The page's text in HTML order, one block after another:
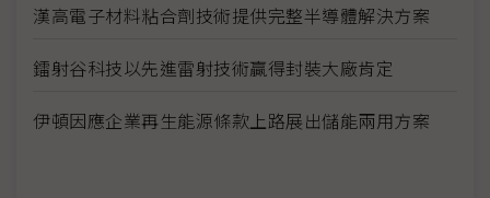
漢高電子材料粘合劑技術提供完整半導體解決方案
鐳射谷科技以先進雷射技術贏得封裝大廠肯定
伊頓因應企業再生能源條款上路展出儲能兩用方案